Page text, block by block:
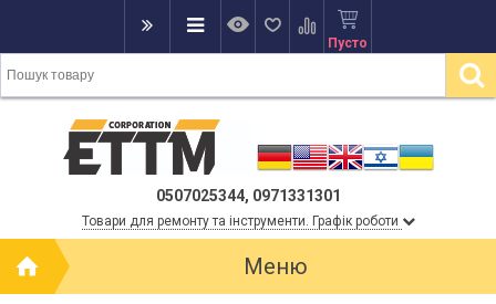
Пусто
0507025344, 0971331301
Товари для ремонту та інструменти. Графік роботи
Меню